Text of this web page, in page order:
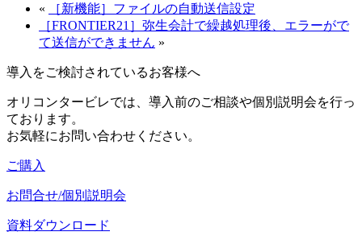
«
［新機能］ファイルの自動送信設定
［FRONTIER21］弥生会計で繰越処理後、エラーがで
て送信ができません »
導入をご検討されているお客様へ
オリコンタービレでは、導入前のご相談や個別説明会を行っ
ております。
お気軽にお問い合わせください。
ご購入
お問合せ/個別説明会
資料ダウンロード